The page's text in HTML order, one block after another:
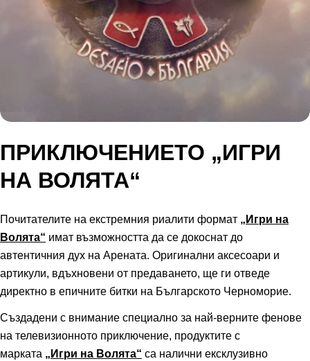
ПРИКЛЮЧЕНИЕТО „ИГРИ
НА ВОЛЯТА“
Почитателите на екстремния риалити формат „Игри на
Волята“ имат възможността да се докоснат до
автентичния дух на Арената. Оригинални аксесоари и
артикули, вдъхновени от предаването, ще ги отведе
директно в епичните битки на Българското Черноморие.
Създадени с внимание специално за най-верните фенове
на телевизионното приключение, продуктите с
марката „Игри на Волята“ са налични ексклузивно